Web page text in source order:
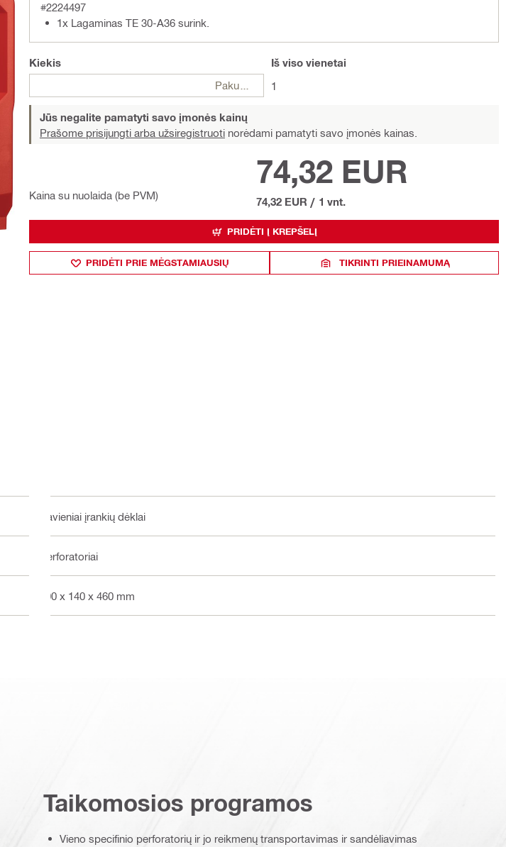
#2224497
1x Lagaminas TE 30-A36 surink.
Kiekis
Pakuotės
Iš viso vienetai
1
Jūs negalite pamatyti savo įmonės kainų
Prašome prisijungti arba užsiregistruoti norėdami pamatyti savo įmonės kainas.
Kaina su nuolaida (be PVM)
74,32 EUR
74,32 EUR / 1 vnt.
PRIDĖTI Į KREPŠELĮ
PRIDĖTI PRIE MĖGSTAMIAUSIŲ TIKRINTI PRIEINAMUMĄ
Pavieniai įrankių dėklai
Perforatoriai
600 x 140 x 460 mm
Taikomosios programos
Vieno specifinio perforatorių ir jo reikmenų transportavimas ir sandėliavimas